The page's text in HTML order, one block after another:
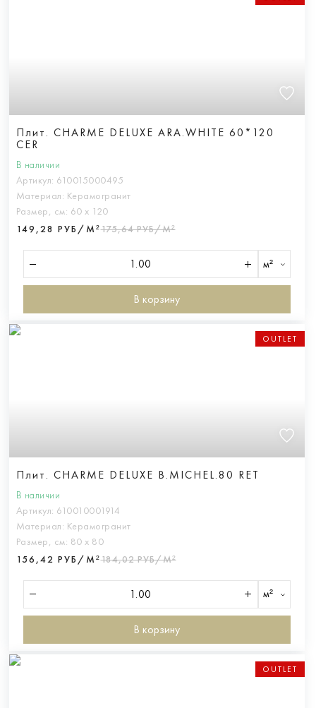
Плит. CHARME DELUXE ARA.WHITE 60*120
CER
В наличии
Артикул: 610015000495
Материал: Керамогранит
Размер, см: 60 х 120
149,28 РУБ/М²175,64 РУБ/М²
м²
В корзину
OUTLET
Плит. CHARME DELUXE B.MICHEL.80 RET
В наличии
Артикул: 610010001914
Материал: Керамогранит
Размер, см: 80 х 80
156,42 РУБ/М²184,02 РУБ/М²
м²
В корзину
OUTLET